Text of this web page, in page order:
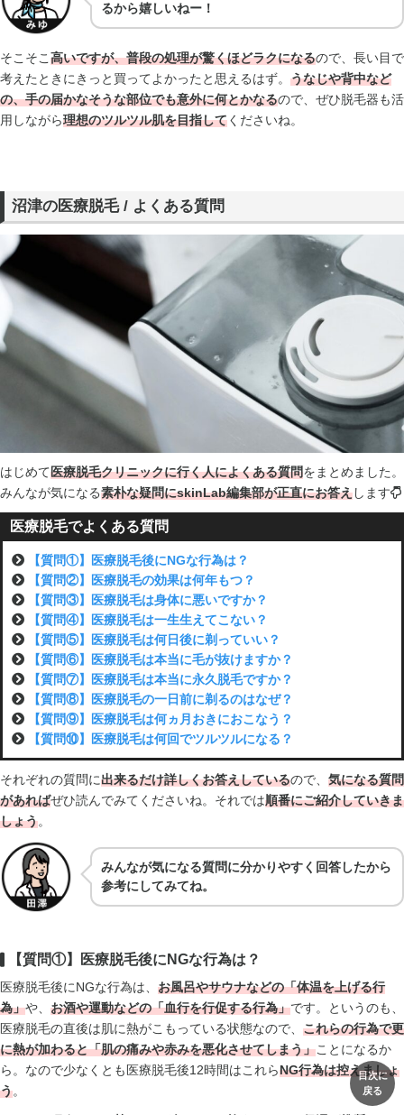
るから嬉しいねー！
そこそこ 高いですが、普段の処理が驚くほどラクになるので、長い目で
考えたときにきっと買ってよかったと思えるはず。 うなじや背中など
の、手の届かなそうな部位でも意外に何とかなるので、ぜひ脱毛器も活
用しながら理想のツルツル肌を目指してくださいね。
沼津の医療脱毛 / よくある質問
はじめて医療脱毛クリニックに行く人によくある質問をまとめました。
みんなが気になる素朴な疑問にskinLab編集部が正直にお答えします
医療脱毛でよくある質問
【質問①】医療脱毛後にNGな行為は？
【質問②】医療脱毛の効果は何年もつ？
【質問③】医療脱毛は身体に悪いですか？
【質問④】医療脱毛は一生生えてこない？
【質問⑤】医療脱毛は何日後に剃っていい？
【質問⑥】医療脱毛は本当に毛が抜けますか？
【質問⑦】医療脱毛は本当に永久脱毛ですか？
【質問⑧】医療脱毛の一日前に剃るのはなぜ？
【質問⑨】医療脱毛は何ヵ月おきにおこなう？
【質問⑩】医療脱毛は何回でツルツルになる？
それぞれの質問に出来るだけ詳しくお答えしているので、 気になる質問
があればぜひ読んでみてくださいね。それでは順番にご紹介していきま
しょう。
みんなが気になる質問に分かりやすく回答したから
参考にしてみてね。
【質問①】医療脱毛後にNGな行為は？
医療脱毛後にNGな行為は、 お風呂やサウナなどの「体温を上げる行
為」や、 お酒や運動などの「血行を行促する行為」です。というのも、
医療脱毛の直後は肌に熱がこもっている状態なので、 これらの行為で更
に熱が加わると「肌の痛みや赤みを悪化させてしまう」ことになるか
ら。なので少なくとも医療脱毛後12時間はこれらNG行為は控えましょ
う。
目次に
戻る